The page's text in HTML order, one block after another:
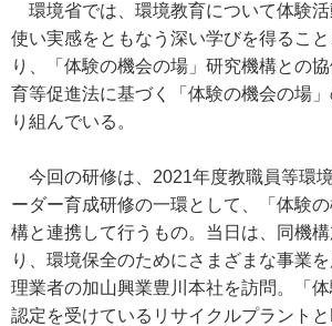
環境省では、環境教育について体験
使い実感をともなう深い学びを得るこ
り、「体験の機会の場」研究機構との
育等促進法に基づく「体験の機会の場
り組んでいる。
今回の研修は、2021年度教職員等環
ーダー育成研修の一環として、「体験
構と連携して行うもの。当日は、同機
り、環境保全のためにさまざまな事業
理業者の加山興業豊川本社を訪問。「
認定を受けているリサイクルプラント